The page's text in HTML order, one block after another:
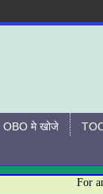
OBO मे खोजे
For any